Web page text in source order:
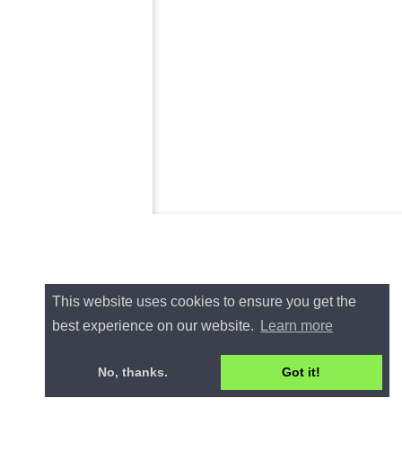
This website uses cookies to ensure you get the
best experience on our website.
Learn more
No, thanks. Got it!